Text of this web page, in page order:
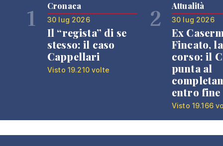
1 Cronaca
30 lug 2026
Il “regista” di se
stesso: il caso
Cappellari
Visto 19.210 volte
2 Attualità
30 lug 2026
Ex
Fincato,
corso: il
punta al
entro fine
Visto 19.166